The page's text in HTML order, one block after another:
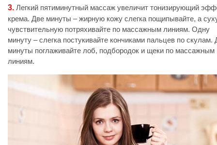
3. Легкий пятиминутный массаж увеличит тонизирующий
крема. Две минуты – жирную кожу слегка пощипывайте, а
чувствительную потряхивайте по массажным линиям. Одну
минуту – слегка постукивайте кончиками пальцев по скулам.
минуты поглаживайте лоб, подбородок и щеки по массажным
линиям.